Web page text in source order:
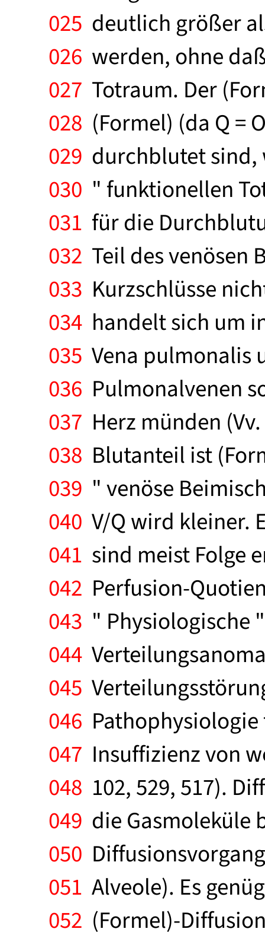
025 deutlich größer
026 werden, ohne
027 Totraum. Der
028 (Formel) (da Q =
029 durchblutet sind,
030 " funktionellen
031 für die
032 Teil des venösen
033 Kurzschlüsse
034 handelt sich um
035 Vena pulmonalis
036 Pulmonalvenen
037 Herz münden
038 Blutanteil ist
039 " venöse
040 V/Q wird kleiner.
041 sind meist Folge
042 Perfusion-
043 " Physiologische
044
045
046
047 Insuffizienz von
048 102, 529, 517).
049 die Gasmoleküle
050
051 Alveole). Es
052 (Formel)-